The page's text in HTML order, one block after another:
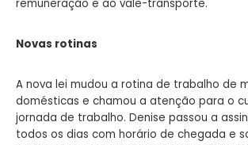
remuneração e ao vale-transporte.
Novas rotinas
A nova lei mudou a rotina de trabalho de
domésticas e chamou a atenção para o
jornada de trabalho. Denise passou a
todos os dias com horário de chegada e